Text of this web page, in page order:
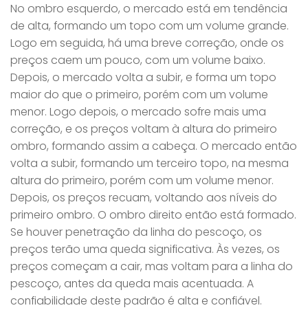
No ombro esquerdo, o mercado está em tendência
de alta, formando um topo com um volume grande.
Logo em seguida, há uma breve correção, onde os
preços caem um pouco, com um volume baixo.
Depois, o mercado volta a subir, e forma um topo
maior do que o primeiro, porém com um volume
menor. Logo depois, o mercado sofre mais uma
correção, e os preços voltam à altura do primeiro
ombro, formando assim a cabeça. O mercado então
volta a subir, formando um terceiro topo, na mesma
altura do primeiro, porém com um volume menor.
Depois, os preços recuam, voltando aos níveis do
primeiro ombro. O ombro direito então está formado.
Se houver penetração da linha do pescoço, os
preços terão uma queda significativa. Às vezes, os
preços começam a cair, mas voltam para a linha do
pescoço, antes da queda mais acentuada. A
confiabilidade deste padrão é alta e confiável.